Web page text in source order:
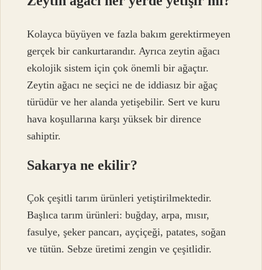
Kolayca büyüyen ve fazla bakım gerektirmeyen
gerçek bir cankurtarandır. Ayrıca zeytin ağacı
ekolojik sistem için çok önemli bir ağaçtır.
Zeytin ağacı ne seçici ne de iddiasız bir ağaç
türüdür ve her alanda yetişebilir. Sert ve kuru
hava koşullarına karşı yüksek bir dirence
sahiptir.
Sakarya ne ekilir?
Çok çeşitli tarım ürünleri yetiştirilmektedir.
Başlıca tarım ürünleri: buğday, arpa, mısır,
fasulye, şeker pancarı, ayçiçeği, patates, soğan
ve tütün. Sebze üretimi zengin ve çeşitlidir.